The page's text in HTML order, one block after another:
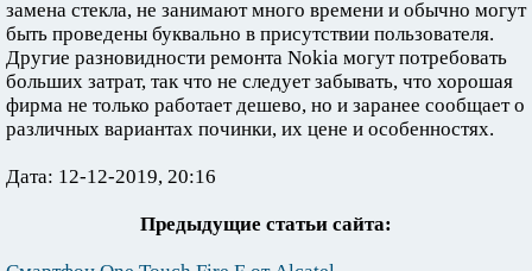
замена стекла, не занимают много времени и обычно могут
быть проведены буквально в присутствии пользователя.
Другие разновидности ремонта Nokia могут потребовать
больших затрат, так что не следует забывать, что хорошая
фирма не только работает дешево, но и заранее сообщает о
различных вариантах починки, их цене и особенностях.
Дата: 12-12-2019, 20:16
Предыдущие статьи сайта: